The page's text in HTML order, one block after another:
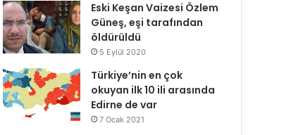
Eski Keşan Vaizesi Özlem
Güneş, eşi tarafından
öldürüldü
5 Eylül 2020
Türkiye’nin en çok
okuyan ilk 10 ili arasında
Edirne de var
7 Ocak 2021